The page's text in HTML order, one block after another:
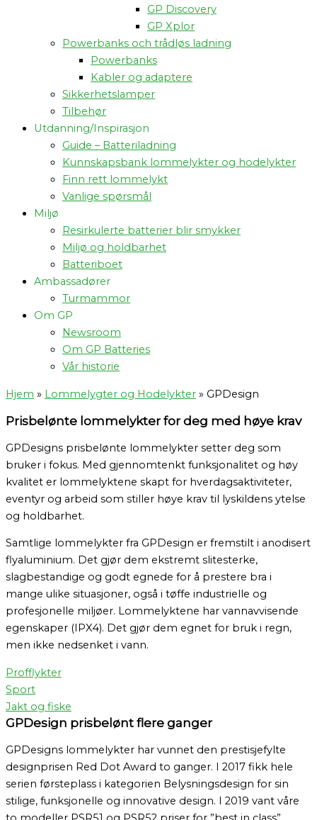
GP Discovery
GP Xplor
Powerbanks och trådløs ladning
Powerbanks
Kabler og adaptere
Sikkerhetslamper
Tilbehør
Utdanning/Inspirasjon
Guide – Batteriladning
Kunnskapsbank lommelykter og hodelykter
Finn rett lommelykt
Vanlige spørsmål
Miljø
Resirkulerte batterier blir smykker
Miljø og holdbarhet
Batteriboet
Ambassadører
Turmammor
Om GP
Newsroom
Om GP Batteries
Vår historie
Hjem » Lommelygter og Hodelykter » GPDesign
Prisbelønte lommelykter for deg med høye krav
GPDesigns prisbelønte lommelykter setter deg som
bruker i fokus. Med gjennomtenkt funksjonalitet og høy
kvalitet er lommelyktene skapt for hverdagsaktiviteter,
eventyr og arbeid som stiller høye krav til lyskildens ytelse
og holdbarhet.
Samtlige lommelykter fra GPDesign er fremstilt i anodisert
flyaluminium. Det gjør dem ekstremt slitesterke,
slagbestandige og godt egnede for å prestere bra i
mange ulike situasjoner, også i tøffe industrielle og
profesjonelle miljøer. Lommelyktene har vannavvisende
egenskaper (IPX4). Det gjør dem egnet for bruk i regn,
men ikke nedsenket i vann.
Profflykter
Sport
Jakt og fiske
GPDesign prisbelønt flere ganger
GPDesigns lommelykter har vunnet den prestisjefylte
designprisen Red Dot Award to ganger. I 2017 fikk hele
serien førsteplass i kategorien Belysningsdesign for sin
stilige, funksjonelle og innovative design. I 2019 vant våre